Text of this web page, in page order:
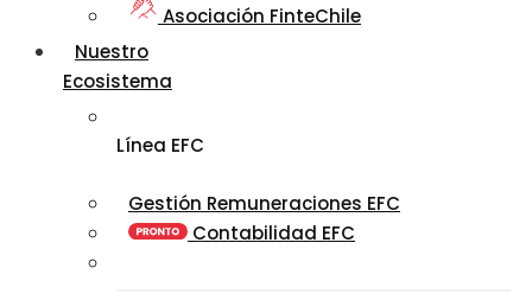
Asociación FinteChile
Nuestro
Ecosistema
Línea EFC
Gestión Remuneraciones EFC
Contabilidad EFC